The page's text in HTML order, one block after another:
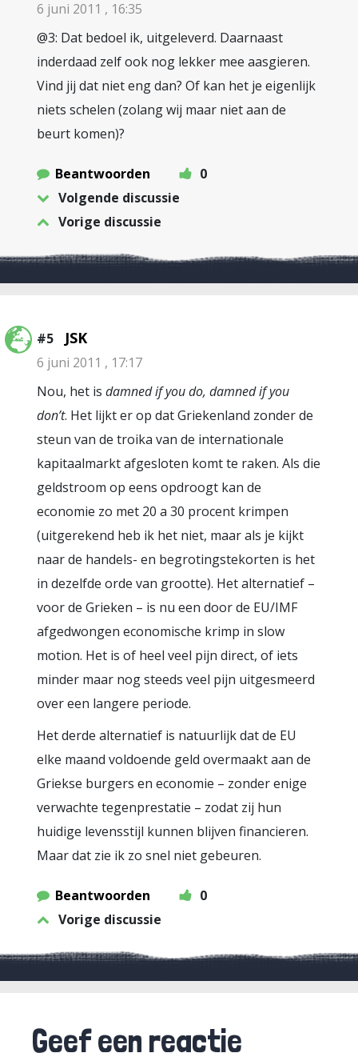
6 juni 2011 , 16:35
@3: Dat bedoel ik, uitgeleverd. Daarnaast
inderdaad zelf ook nog lekker mee aasgieren.
Vind jij dat niet eng dan? Of kan het je eigenlijk
niets schelen (zolang wij maar niet aan de
beurt komen)?
Beantwoorden
0
Volgende discussie
Vorige discussie
#5 JSK
6 juni 2011 , 17:17
Nou, het is damned if you do, damned if you
don’t. Het lijkt er op dat Griekenland zonder de
steun van de troika van de internationale
kapitaalmarkt afgesloten komt te raken. Als die
geldstroom op eens opdroogt kan de
economie zo met 20 a 30 procent krimpen
(uitgerekend heb ik het niet, maar als je kijkt
naar de handels- en begrotingstekorten is het
in dezelfde orde van grootte). Het alternatief –
voor de Grieken – is nu een door de EU/IMF
afgedwongen economische krimp in slow
motion. Het is of heel veel pijn direct, of iets
minder maar nog steeds veel pijn uitgesmeerd
over een langere periode.
Het derde alternatief is natuurlijk dat de EU
elke maand voldoende geld overmaakt aan de
Griekse burgers en economie – zonder enige
verwachte tegenprestatie – zodat zij hun
huidige levensstijl kunnen blijven financieren.
Maar dat zie ik zo snel niet gebeuren.
Beantwoorden
0
Vorige discussie
Geef een reactie